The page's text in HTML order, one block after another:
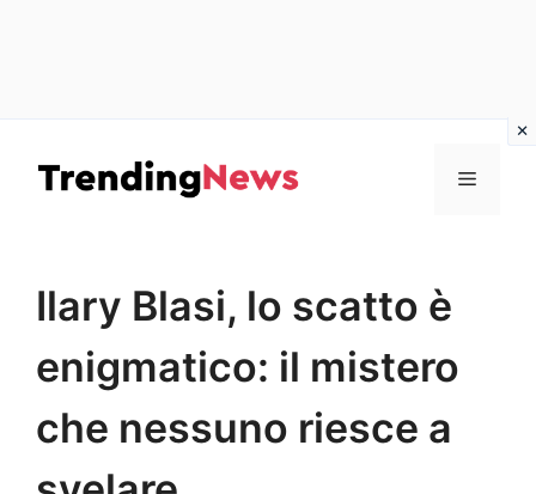
contenuto
Menu
Ilary Blasi, lo scatto è
enigmatico: il mistero
che nessuno riesce a